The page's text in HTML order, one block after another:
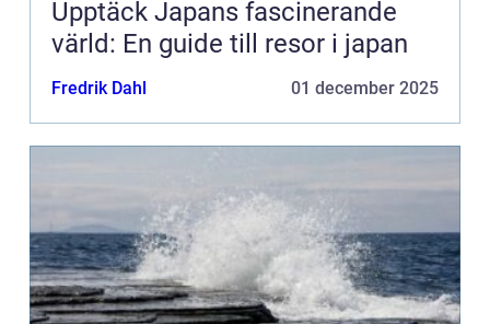
Upptäck Japans fascinerande
värld: En guide till resor i japan
Fredrik Dahl 01 december 2025